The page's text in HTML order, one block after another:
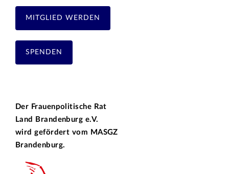
MITGLIED WERDEN
SPENDEN
Der Frauenpolitische Rat
Land Brandenburg e.V.
wird gefördert vom MASGZ
Brandenburg.